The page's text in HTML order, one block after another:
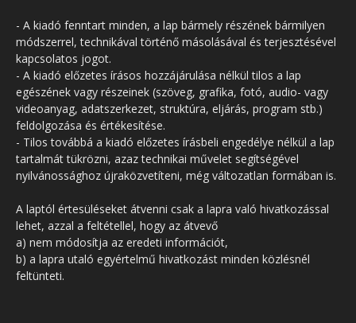
- A kiadó fenntart minden, a lap bármely részének bármilyen
módszerrel, technikával történő másolásával és terjesztésével
kapcsolatos jogot.
- A kiadó előzetes írásos hozzájárulása nélkül tilos a lap
egészének vagy részeinek (szöveg, grafika, fotó, audio- vagy
videoanyag, adatszerkezet, struktúra, eljárás, program stb.)
feldolgozása és értékesítése.
- Tilos továbbá a kiadó előzetes írásbeli engedélye nélkül a lap
tartalmát tükrözni, azaz technikai művelet segítségével
nyilvánossághoz újraközvetíteni, még változatlan formában is.
A laptól értesüléseket átvenni csak a lapra való hivatkozással
lehet, azzal a feltétellel, hogy az átvevő
a) nem módosítja az eredeti információt,
b) a lapra utaló egyértelmű hivatkozást minden közlésnél
feltünteti.